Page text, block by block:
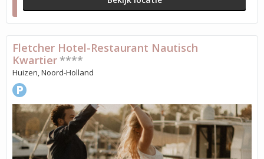
Fletcher Hotel-Restaurant Nautisch
Kwartier ****
Huizen, Noord-Holland